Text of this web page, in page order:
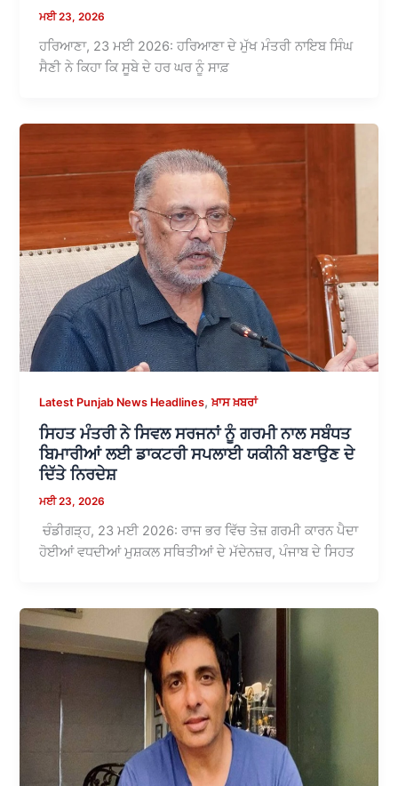
ਮਈ 23, 2026
ਹਰਿਆਣਾ, 23 ਮਈ 2026: ਹਰਿਆਣਾ ਦੇ ਮੁੱਖ ਮੰਤਰੀ ਨਾਇਬ ਸਿੰਘ
ਸੈਣੀ ਨੇ ਕਿਹਾ ਕਿ ਸੂਬੇ ਦੇ ਹਰ ਘਰ ਨੂੰ ਸਾਫ਼
Latest Punjab News Headlines,ਖ਼ਾਸ ਖ਼ਬਰਾਂ
ਸਿਹਤ ਮੰਤਰੀ ਨੇ ਸਿਵਲ ਸਰਜਨਾਂ ਨੂੰ ਗਰਮੀ ਨਾਲ ਸਬੰਧਤ
ਬਿਮਾਰੀਆਂ ਲਈ ਡਾਕਟਰੀ ਸਪਲਾਈ ਯਕੀਨੀ ਬਣਾਉਣ ਦੇ
ਦਿੱਤੇ ਨਿਰਦੇਸ਼
ਮਈ 23, 2026
ਚੰਡੀਗੜ੍ਹ, 23 ਮਈ 2026: ਰਾਜ ਭਰ ਵਿੱਚ ਤੇਜ਼ ਗਰਮੀ ਕਾਰਨ ਪੈਦਾ
ਹੋਈਆਂ ਵਧਦੀਆਂ ਮੁਸ਼ਕਲ ਸਥਿਤੀਆਂ ਦੇ ਮੱਦੇਨਜ਼ਰ, ਪੰਜਾਬ ਦੇ ਸਿਹਤ